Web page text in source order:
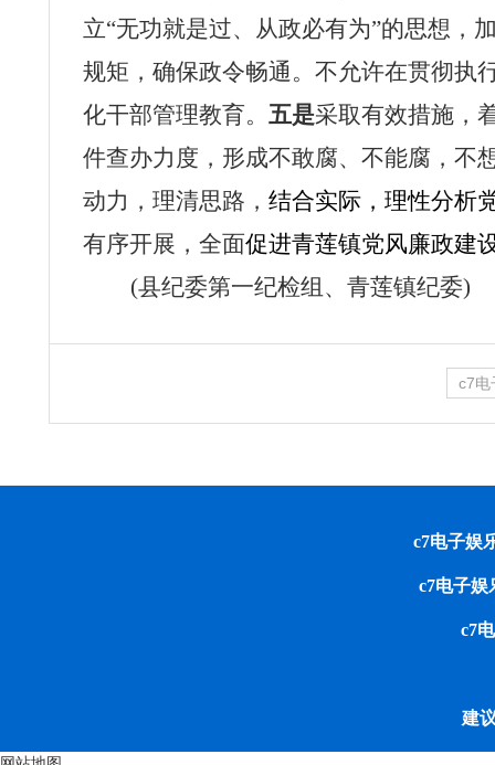
立“无功就是过、从政必有为”的思想，
规矩 ，确保政令畅通。不允许在贯彻
化干部管理教育。 五是采取有效措施，
件查办力度，形成不敢腐、不能腐，不
动力，理清思路， 结合实际，理性分析
有序开展，全面促进青莲镇党风廉政建
(县纪委第一纪检组、青莲镇纪委)
c7电
c7电子娱
c7电子娱
c7
建